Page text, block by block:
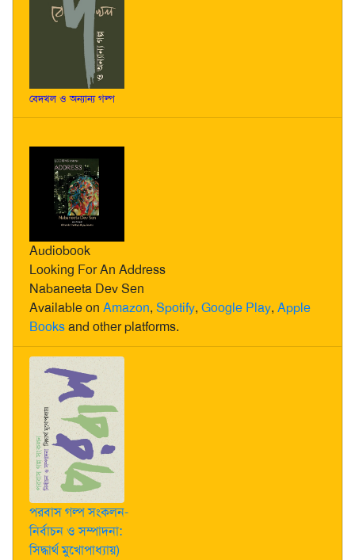
বেদখল ও অন্যান্য গল্প
Audiobook
Looking For An Address
Nabaneeta Dev Sen
Available on Amazon, Spotify, Google Play, Apple
Booksand other platforms.
পরবাস গল্প সংকলন-
নির্বাচন ও সম্পাদনা:
সিদ্ধার্থ মুখোপাধ্যায়)